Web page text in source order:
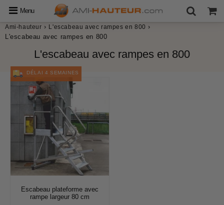
Menu
Ami-hauteur › L'escabeau avec rampes en 800 ›
L'escabeau avec rampes en 800
L'escabeau avec rampes en 800
DÉLAI 4 SEMAINES
Escabeau plateforme avec
rampe largeur 80 cm